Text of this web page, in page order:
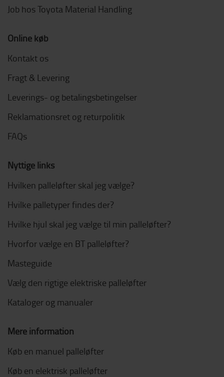
Job hos Toyota Material Handling
Online køb
Kontakt os
Fragt & Levering
Leverings- og betalingsbetingelser
Reklamationsret og returpolitik
FAQs
Nyttige links
Hvilken palleløfter skal jeg vælge?
Hvilke palletyper findes der?
Hvilke hjul skal jeg vælge til min palleløfter?
Hvorfor vælge en BT palleløfter?
Masteguide
Vælg den rigtige elektriske palleløfter
Kataloger og manualer
Mere information
Køb en manuel palleløfter
Køb en elektrisk palleløfter